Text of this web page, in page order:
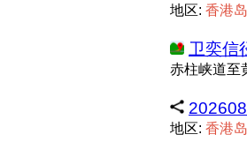
地区: 香港岛
卫奕信
赤柱峡道至
地区: 香港岛